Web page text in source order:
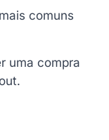
comuns
uma compra